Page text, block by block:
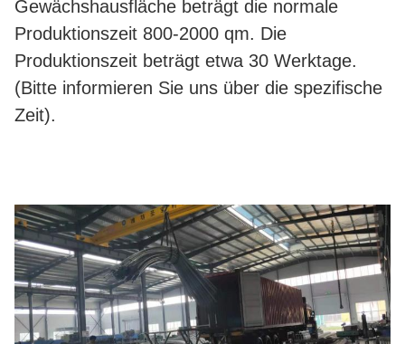
Gewächshausfläche beträgt die normale
Produktionszeit 800-2000 qm. Die
Produktionszeit beträgt etwa 30 Werktage.
(Bitte informieren Sie uns über die spezifische
Zeit).